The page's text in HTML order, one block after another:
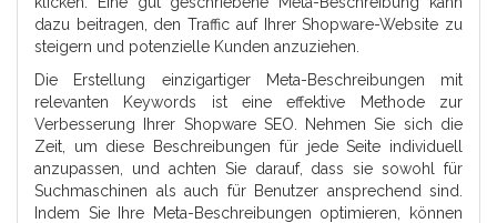
dazu beitragen, den Traffic auf Ihrer Shopware-Website zu
steigern und potenzielle Kunden anzuziehen.
Die Erstellung einzigartiger Meta-Beschreibungen mit
relevanten Keywords ist eine effektive Methode zur
Verbesserung Ihrer Shopware SEO. Nehmen Sie sich die
Zeit, um diese Beschreibungen für jede Seite individuell
anzupassen, und achten Sie darauf, dass sie sowohl für
Suchmaschinen als auch für Benutzer ansprechend sind.
Indem Sie Ihre Meta-Beschreibungen optimieren, können